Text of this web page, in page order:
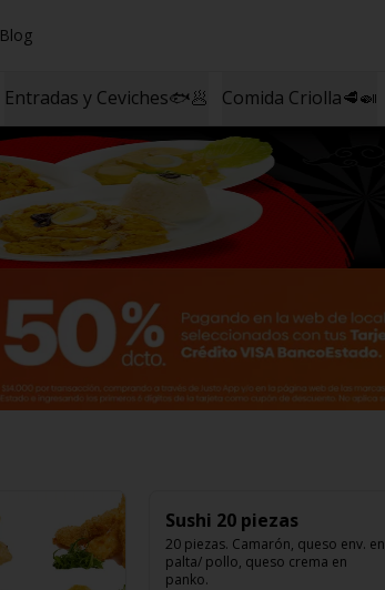
Blog
Entradas y Ceviches🐟🥟 Comida Criolla🥩🍛
Sushi 20 piezas
20 piezas. Camarón, queso env. en
palta/ pollo, queso crema en
panko.